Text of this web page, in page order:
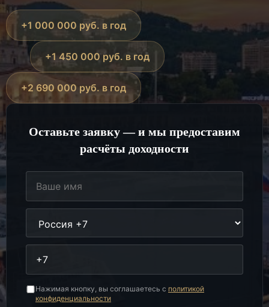
+1 000 000 руб. в год
+1 450 000 руб. в год
+2 690 000 руб. в год
Оставьте заявку — и мы предоставим
расчёты доходности
Нажимая кнопку, вы соглашаетесь с политикой
конфиденциальности